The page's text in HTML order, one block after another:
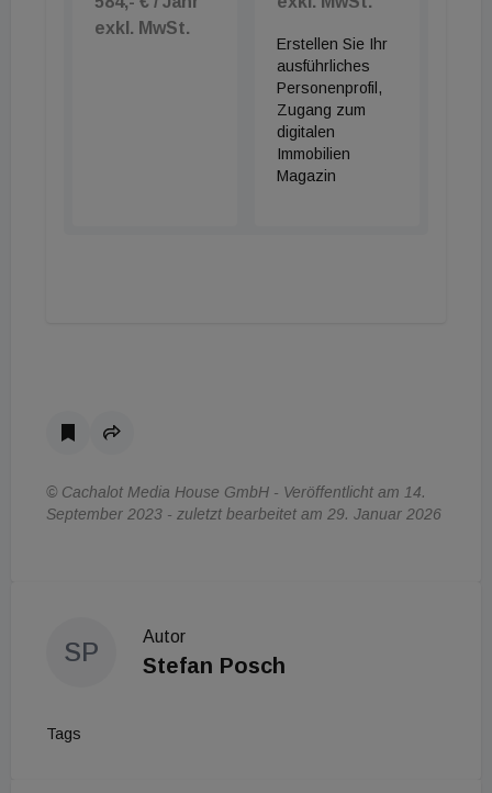
exkl. MwSt.
Erstellen Sie Ihr
ausführliches
Personenprofil,
Zugang zum
digitalen
Immobilien
Magazin
© Cachalot Media House GmbH - Veröffentlicht am 14.
September 2023 - zuletzt bearbeitet am 29. Januar 2026
SP
Autor
Stefan Posch
Tags